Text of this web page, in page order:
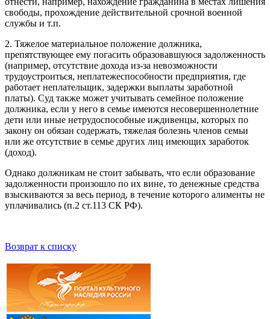
свободы, прохождение действительной срочной военной
службы и т.п.
2. Тяжелое материальное положение должника,
препятствующее ему погасить образовавшуюся задолженность
(например, отсутствие дохода из-за невозможности
трудоустроиться, неплатежеспособности предприятия, где
работает неплательщик, задержки выплаты заработной
платы). Суд также может учитывать семейное положение
должника, если у него в семье имеются несовершеннолетние
дети или иные нетрудоспособные иждивенцы, которых по
закону он обязан содержать, тяжелая болезнь членов семьи
или же отсутствие в семье других лиц имеющих заработок
(доход).
Однако должникам не стоит забывать, что если образование
задолженности произошло по их вине, то денежные средства
взыскиваются за весь период, в течение которого алименты не
уплачивались (п.2 ст.113 СК РФ).
Возврат к списку